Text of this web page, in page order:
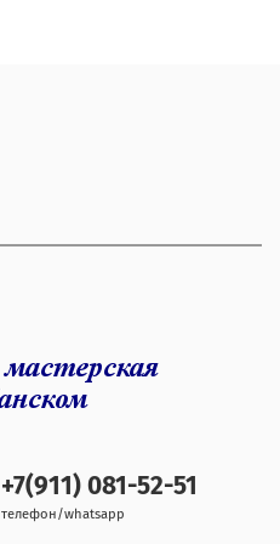
+7(911) 081-52-51
телефон/whatsapp